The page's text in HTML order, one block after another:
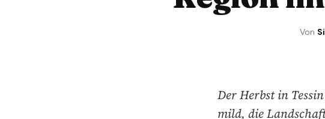
Von
Der Herbst in
mild, die